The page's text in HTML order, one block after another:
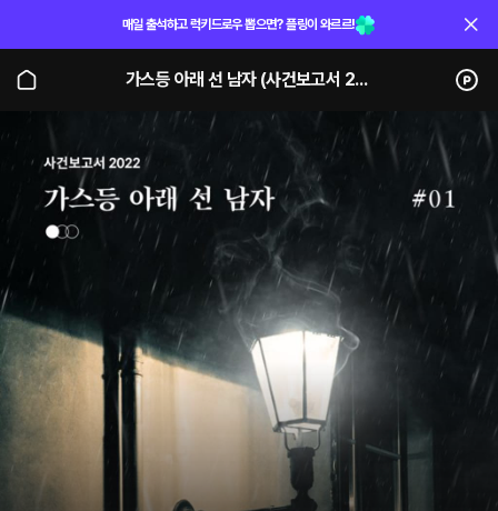
매일 출석하고 럭키드로우 뽑으면? 플링이 와르르!
가스등 아래 선 남자 (사건보고서 2022)